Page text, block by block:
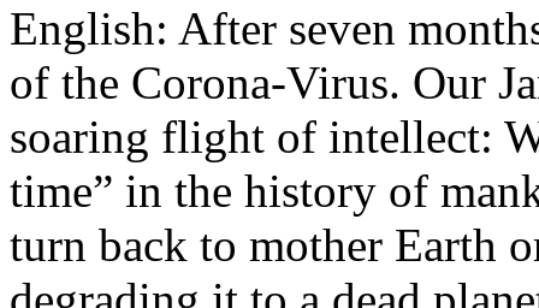
English: After seven
of the Corona-Virus. Our
soaring flight of intellect:
time” in the history of
turn back to mother Earth